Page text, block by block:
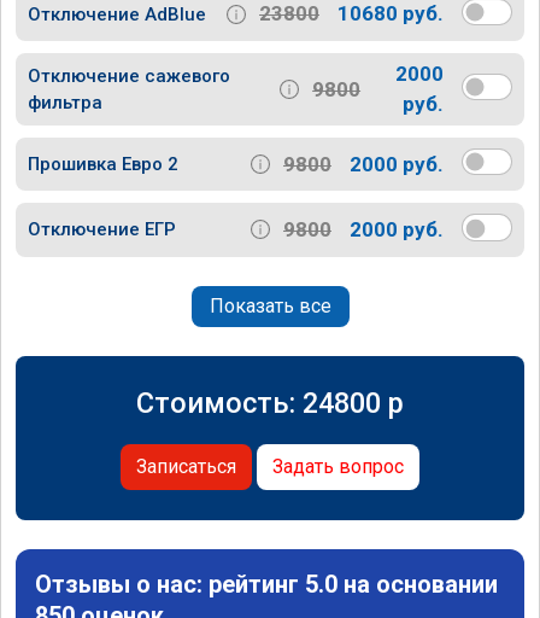
Отключение AdBlue 23800 10680 руб.
Отключение сажевого
фильтра
9800
2000
руб.
Прошивка Евро 2 9800 2000 руб.
Отключение ЕГР 9800 2000 руб.
Показать все
Стоимость: 24800 p
Записаться Задать вопрос
Отзывы о нас: рейтинг 5.0 на основании